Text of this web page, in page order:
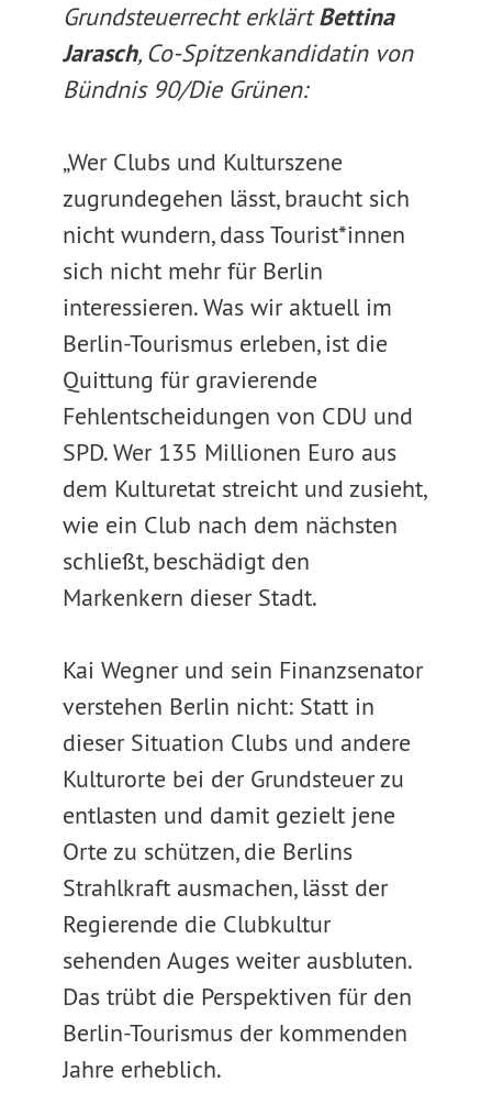
Grundsteuerrecht erklärtBettina
Jarasch, Co-Spitzenkandidatin von
Bündnis 90/Die Grünen:
„Wer Clubs und Kulturszene
zugrundegehen lässt, braucht sich
nicht wundern, dass Tourist*innen
sich nicht mehr für Berlin
interessieren. Was wir aktuell im
Berlin-Tourismus erleben, ist die
Quittung für gravierende
Fehlentscheidungen von CDU und
SPD. Wer 135 Millionen Euro aus
dem Kulturetat streicht und zusieht,
wie ein Club nach dem nächsten
schließt, beschädigt den
Markenkern dieser Stadt.
Kai Wegner und sein Finanzsenator
verstehen Berlin nicht: Statt in
dieser Situation Clubs und andere
Kulturorte bei der Grundsteuer zu
entlasten und damit gezielt jene
Orte zu schützen, die Berlins
Strahlkraft ausmachen, lässt der
Regierende die Clubkultur
sehenden Auges weiter ausbluten.
Das trübt die Perspektiven für den
Berlin-Tourismus der kommenden
Jahre erheblich.